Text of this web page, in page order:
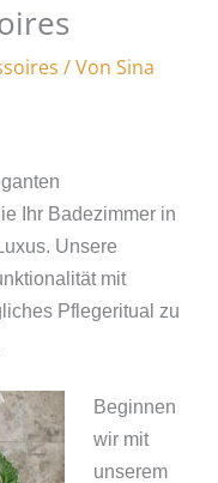
/ Von Sina
Ihr Badezimmer in
Unsere
mit
Pflegeritual zu
Beginnen
wir mit
unserem